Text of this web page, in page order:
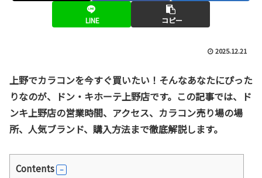
LINE コピー
2025.12.21
上野でカラコンを今すぐ買いたい！そんなあなたにぴった
りなのが、 ドン・キホーテ上野店です。この記事では、ド
ンキ上野店の営業時間、アクセス、カラコン売り場の場
所、人気ブランド、購入方法まで徹底解説します。
Contents